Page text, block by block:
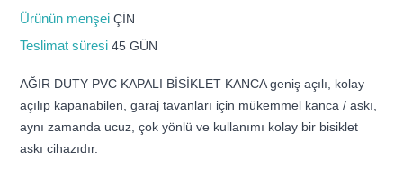
Ürünün menşeiÇİN
Teslimat süresi45 GÜN
AĞIR DUTY PVC KAPALI BİSİKLET KANCA geniş açılı, kolay
açılıp kapanabilen, garaj tavanları için mükemmel kanca / askı,
aynı zamanda ucuz, çok yönlü ve kullanımı kolay bir bisiklet
askı cihazıdır.